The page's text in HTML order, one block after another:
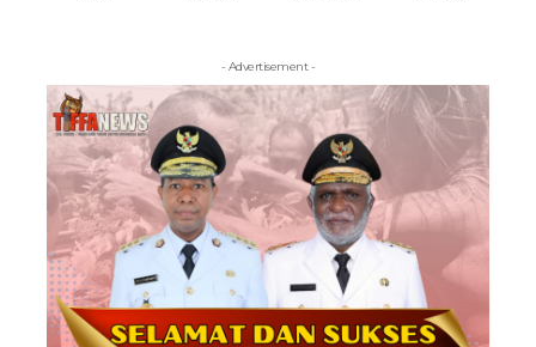
- Advertisement -